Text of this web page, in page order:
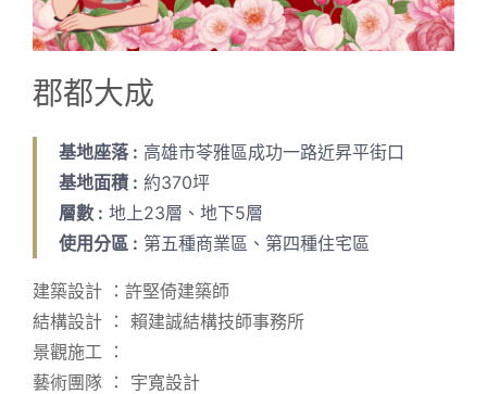
郡都大成
基地座落 : 高雄市苓雅區成功一路近昇平街口
基地面積 : 約370坪
層數 : 地上23層、地下5層
使用分區 : 第五種商業區、第四種住宅區
建築設計 ：許堅倚建築師
結構設計 ： 賴建誠結構技師事務所
景觀施工 ：
藝術團隊 ： 宇寬設計